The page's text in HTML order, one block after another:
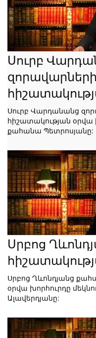
Սուրբ
Սուրբ Վարդանանց
հիշատակության օրվա
քահանա Պետրոսյանը:
Սրբոց
Սրբոց Ղևոնդյանց
օրվա խորհուրդը
Ալավերդյանը: